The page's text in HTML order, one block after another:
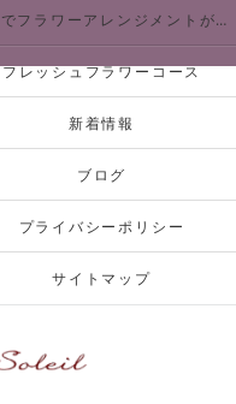
大阪でフラワーアレンジメントが必要とされる理由
フレッシュフラワーコース
新着情報
ブログ
プライバシーポリシー
サイトマップ